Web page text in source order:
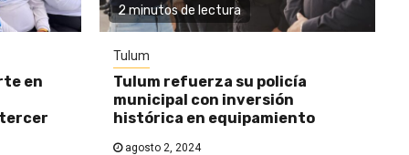
en
2 minutos de lectura
Tulum
Tulum refuerza su policía
municipal con inversión
histórica en equipamiento
agosto 2, 2024